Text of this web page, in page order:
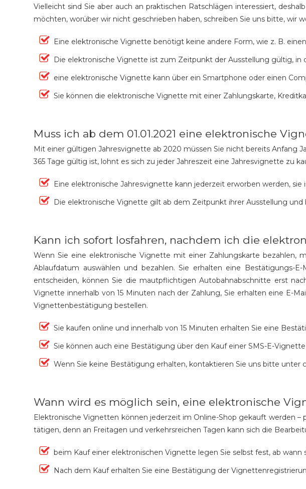
Vielleicht sind Sie aber auch an praktischen Ratschlägen interessiert,
möchten, worüber wir nicht geschrieben haben, schreiben Sie uns bitte, wir
Eine elektronische Vignette benötigt keine andere Form, wie z. B.
Die elektronische Vignette ist zum Zeitpunkt der Ausstellung gültig, in
eine elektronische Vignette kann über ein Smartphone oder einen
Sie können die elektronische Vignette mit einer Zahlungskarte,
Muss ich ab dem 01.01.2021 eine elektronische
Mit einer gültigen Jahresvignette ab 2020 müssen Sie nicht bereits Anfang
365 Tage gültig ist, lohnt es sich zu jeder Jahreszeit eine Jahresvignette zu
Eine elektronische Jahresvignette kann jederzeit erworben werden, sie
Die elektronische Vignette gilt ab dem Zeitpunkt ihrer Ausstellung und
Kann ich sofort losfahren, nachdem ich die
Wenn Sie eine elektronische Vignette mit einer Zahlungskarte bezahlen,
Ablaufdatum auswählen und bezahlen. Sie erhalten eine Bestätigungs-
entscheiden, können Sie die mautpflichtigen Autobahnabschnitte erst
Vignette innerhalb von 15 Minuten nach der Zahlung, Sie erhalten eine E-
Vignettenbestätigung bestellen.
Sie kaufen online und innerhalb von 15 Minuten erhalten Sie eine
Sie können auch eine Bestätigung über den Kauf einer SMS-E-
Wenn Sie keine Bestätigung erhalten, kontaktieren Sie uns bitte unter
Wann wird es möglich sein, eine elektronische
Elektronische Vignetten können jederzeit im Online-Shop gekauft werden
tätigen, denn an Freitagen und verkehrsreichen Tagen kann sich die
beim Kauf einer elektronischen Vignette legen Sie selbst fest, ab
Nach dem Kauf erhalten Sie eine Bestätigung der